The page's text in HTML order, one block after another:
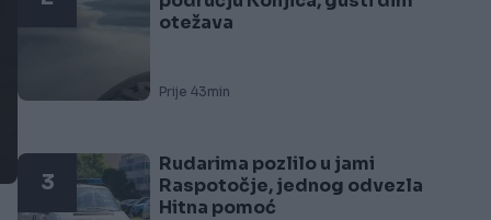
otežava
Prije 43min
3
Rudarima pozlilo u jami
Raspotočje, jednog odvezla
Hitna pomoć